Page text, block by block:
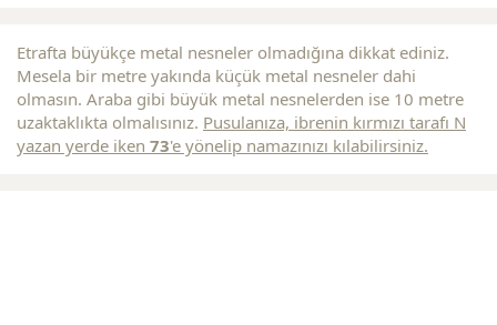
Etrafta büyükçe metal nesneler olmadığına dikkat ediniz.
Mesela bir metre yakında küçük metal nesneler dahi
olmasın. Araba gibi büyük metal nesnelerden ise 10 metre
uzaktaklıkta olmalısınız. Pusulanıza, ibrenin kırmızı tarafı N
yazan yerde iken 73'e yönelip namazınızı kılabilirsiniz.